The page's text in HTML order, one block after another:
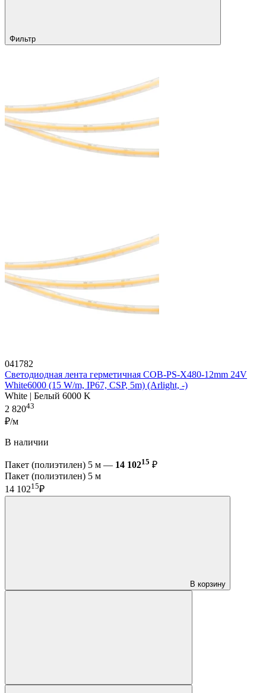
Фильтр
041782
Светодиодная лента герметичная COB-PS-X480-12mm 24V
White6000 (15 W/m, IP67, CSP, 5m) (Arlight, -)
White | Белый 6000 K
2 82043
₽/м
В наличии
Пакет (полиэтилен) 5 м — 14 10215 ₽
Пакет (полиэтилен) 5 м
14 10215₽
В корзину